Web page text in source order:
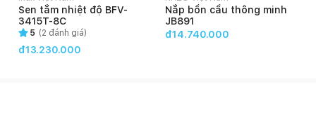
Tráng lòng siphon: Toàn bộ lòng ống thải siphon của bàn
cầu được tráng men 100%, đảm bảo các chất bẩn không bám
dính trong bàn cầu.
Sen tắm nhiệt độ BFV-
3415T-8C
5 (2 đánh giá)
đ13.230.000
Nắp bồn cầu thông minh
JB891
đ14.740.000